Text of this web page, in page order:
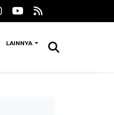
LAINNYA